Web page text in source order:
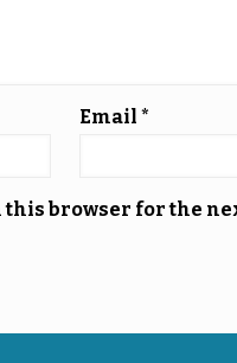
Email *
this browser for the